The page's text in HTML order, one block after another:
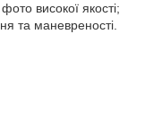
високої якості;
та маневреності.